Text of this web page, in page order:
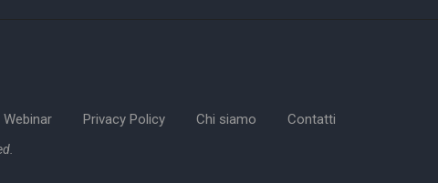
Webinar Privacy Policy Chi siamo Contatti